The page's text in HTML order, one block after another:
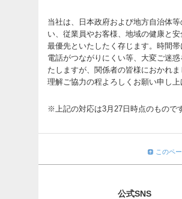
当社は、日本政府および地方自治体
い、従業員やお客様、地域の健康と
最優先といたしたく存じます。時間帯
電話がつながりにくい等、大変ご迷
たしますが、関係者の皆様におかれ
理解ご協力の程よろしくお願い申し上
※上記の対応は3月27日時点のもので
このペ
公式SNS